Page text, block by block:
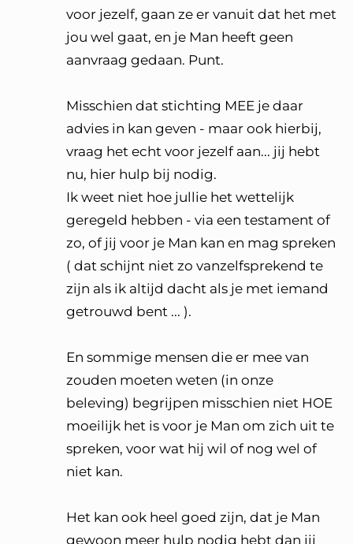
voor jezelf, gaan ze er vanuit dat het met
jou wel gaat, en je Man heeft geen
aanvraag gedaan. Punt.
Misschien dat stichting MEE je daar
advies in kan geven - maar ook hierbij,
vraag het echt voor jezelf aan... jij hebt
nu, hier hulp bij nodig.
Ik weet niet hoe jullie het wettelijk
geregeld hebben - via een testament of
zo, of jij voor je Man kan en mag spreken
( dat schijnt niet zo vanzelfsprekend te
zijn als ik altijd dacht als je met iemand
getrouwd bent ... ).
En sommige mensen die er mee van
zouden moeten weten (in onze
beleving) begrijpen misschien niet HOE
moeilijk het is voor je Man om zich uit te
spreken, voor wat hij wil of nog wel of
niet kan.
Het kan ook heel goed zijn, dat je Man
gewoon meer hulp nodig hebt dan jij